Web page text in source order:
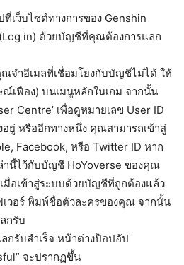
ที่เว็บไซต์ทางการของ Genshin
in) ด้วยบัญชีที่คุณต้องการแลก
จำอีเมลที่เชื่อมโยงกับบัญชีไม่ได้ ให้
ณ์เฟือง) บนเมนูหลักในเกม จากนั้น
Centre’ เพื่อดูหมายเลข User ID
อยู่ หรืออีกทางหนึ่ง คุณสามารถเข้าสู่
Facebook, หรือ Twitter ID หาก
นี้ไว้กับบัญชี HoYoverse ของคุณ
เมื่อเข้าสู่ระบบด้วยบัญชีที่ถูกต้องแล้ว
เวอร์ พิมพ์ชื่อตัวละครของคุณ จากนั้น
กรับ
กรับสำเร็จ หน้าต่างป๊อปอัป
จะปรากฏขึ้น